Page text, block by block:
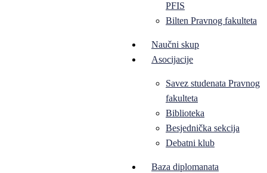
PFIS
Bilten Pravnog fakulteta
Naučni skup
Asocijacije
Savez studenata Pravnog
fakulteta
Biblioteka
Besjednička sekcija
Debatni klub
Baza diplomanata